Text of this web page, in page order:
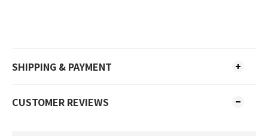
SHIPPING & PAYMENT
CUSTOMER REVIEWS